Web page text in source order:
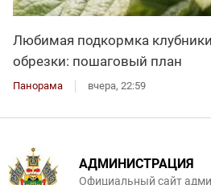
Любимая подкормка клубники
обрезки: пошаговый план
Панорама вчера, 22:59
АДМИНИСТРАЦИЯ
Официальный сайт